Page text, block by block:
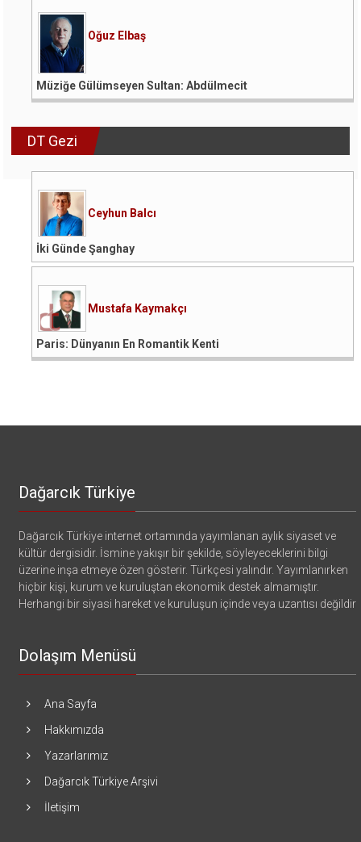
Oğuz Elbaş
Müziğe Gülümseyen Sultan: Abdülmecit
DT Gezi
Ceyhun Balcı
İki Günde Şanghay
Mustafa Kaymakçı
Paris: Dünyanın En Romantik Kenti
Dağarcık Türkiye
Dağarcık Türkiye internet ortamında yayımlanan aylık siyaset ve
kültür dergisidir. İsmine yakışır bir şekilde, söyleyeceklerini bilgi
üzerine inşa etmeye özen gösterir. Türkçesi yalındır. Yayımlanırken
hiçbir kişi, kurum ve kuruluştan ekonomik destek almamıştır.
Herhangi bir siyasi hareket ve kuruluşun içinde veya uzantısı değildir
Dolaşım Menüsü
Ana Sayfa
Hakkımızda
Yazarlarımız
Dağarcık Türkiye Arşivi
İletişim